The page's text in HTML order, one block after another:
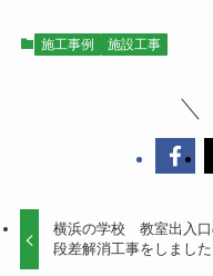
施工事例 施設工事
横浜の学校 教室出入
段差解消工事をしました